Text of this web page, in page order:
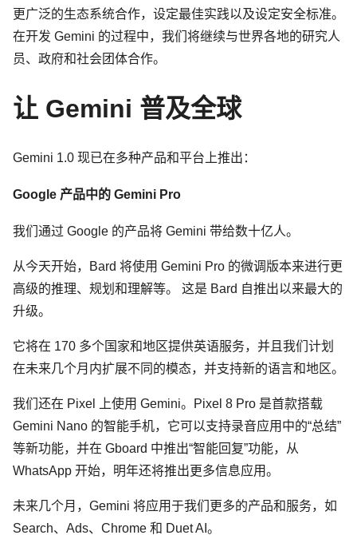
更广泛的生态系统合作，设定最佳实践以及设定安全标准。
在开发 Gemini 的过程中，我们将继续与世界各地的研究人
员、政府和社会团体合作。
让 Gemini 普及全球
Gemini 1.0 现已在多种产品和平台上推出：
Google 产品中的 Gemini Pro
我们通过 Google 的产品将 Gemini 带给数十亿人。
从今天开始，Bard 将使用 Gemini Pro 的微调版本来进行更
高级的推理、规划和理解等。 这是 Bard 自推出以来最大的
升级。
它将在 170 多个国家和地区提供英语服务，并且我们计划
在未来几个月内扩展不同的模态，并支持新的语言和地区。
我们还在 Pixel 上使用 Gemini。Pixel 8 Pro 是首款搭载
Gemini Nano 的智能手机，它可以支持录音应用中的“总结”
等新功能，并在 Gboard 中推出“智能回复”功能，从
WhatsApp 开始，明年还将推出更多信息应用。
未来几个月，Gemini 将应用于我们更多的产品和服务，如
Search、Ads、Chrome 和 Duet AI。